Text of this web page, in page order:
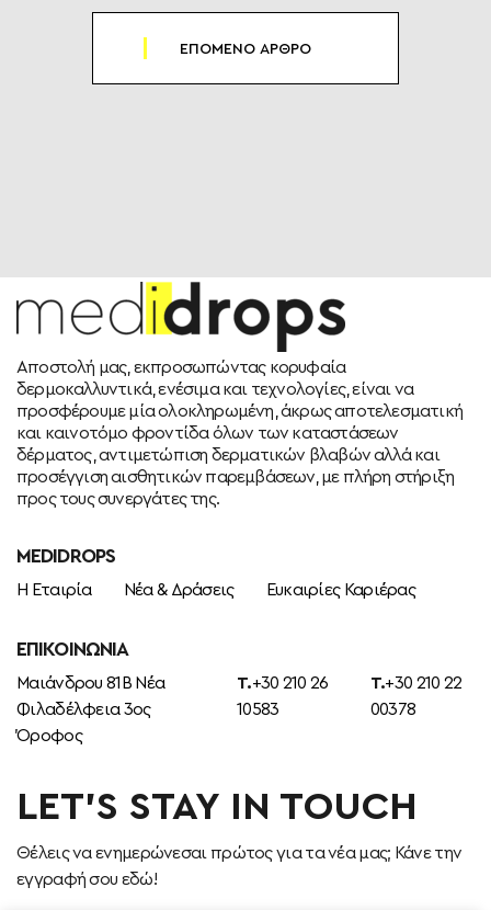
ΕΠΟΜΕΝΟ ΑΡΘΡΟ
Αποστολή μας, εκπροσωπώντας κορυφαία
δερμοκαλλυντικά, ενέσιμα και τεχνολογίες, είναι να
προσφέρουμε μία ολοκληρωμένη, άκρως αποτελεσματική
και καινοτόμο φροντίδα όλων των καταστάσεων
δέρματος, αντιμετώπιση δερματικών βλαβών αλλά και
προσέγγιση αισθητικών παρεμβάσεων, με πλήρη στήριξη
προς τους συνεργάτες της.
MEDIDROPS
Η Εταιρία Νέα & Δράσεις Ευκαιρίες Καριέρας
ΕΠΙΚΟΙΝΩΝΊΑ
Μαιάνδρου 81Β Νέα
Φιλαδέλφεια 3ος
Όροφος
T.+30 210 26
10583
T.+30 210 22
00378
LET’S STAY IN TOUCH
Θέλεις να ενημερώνεσαι πρώτος για τα νέα μας; Κάνε την
εγγραφή σου εδώ!